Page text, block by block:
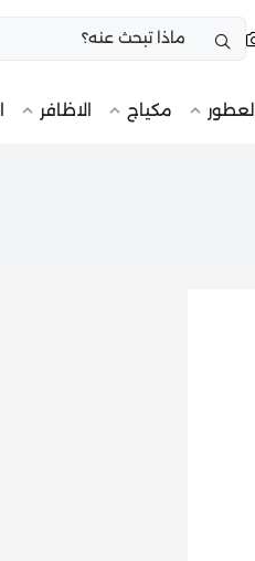
العطور مكياج الاظافر